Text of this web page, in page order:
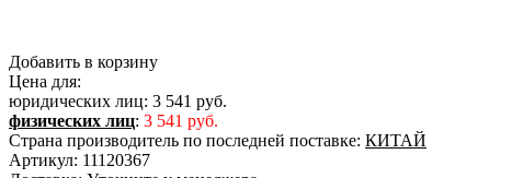
Добавить в корзину
Цена для:
юридических лиц: 3 541 руб.
физических лиц: 3 541 руб.
Страна производитель по последней поставке: КИТАЙ
Артикул: 11120367